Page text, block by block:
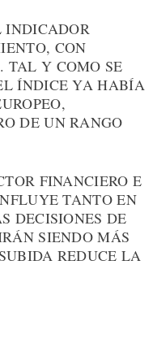
INDICADOR
CON
TAL Y COMO SE
ÍNDICE YA HABÍA
DE UN RANGO
FINANCIERO E
TANTO EN
DECISIONES DE
SIENDO MÁS
REDUCE LA